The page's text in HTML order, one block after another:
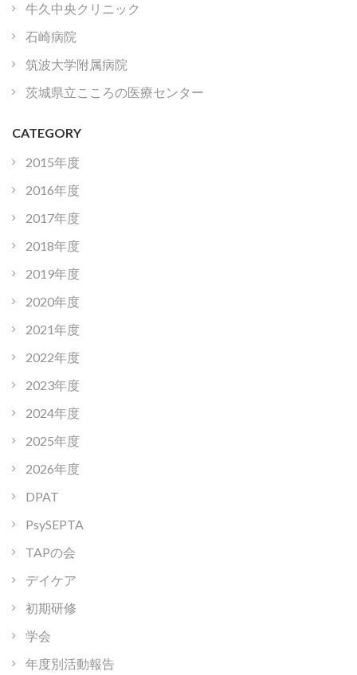
牛久中央クリニック
石崎病院
筑波大学附属病院
茨城県立こころの医療センター
CATEGORY
2015年度
2016年度
2017年度
2018年度
2019年度
2020年度
2021年度
2022年度
2023年度
2024年度
2025年度
2026年度
DPAT
PsySEPTA
TAPの会
デイケア
初期研修
学会
年度別活動報告